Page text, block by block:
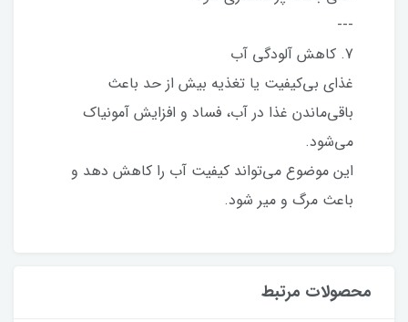
---
7. کاهش آلودگی آب
غذای بی‌کیفیت یا تغذیه بیش از حد باعث
باقی‌ماندن غذا در آب، فساد و افزایش آمونیاک
می‌شود.
این موضوع می‌تواند کیفیت آب را کاهش دهد و
باعث مرگ و میر شود.
محصولات مرتبط